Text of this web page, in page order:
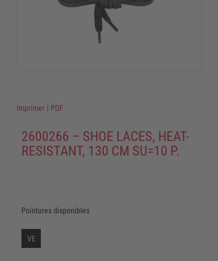
Imprimer PDF
2600266 – SHOE LACES, HEAT-
RESISTANT, 130 CM SU=10 P.
Pointures disponibles
VE